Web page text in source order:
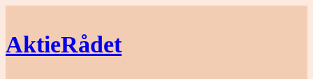
indhold
AktieRådet